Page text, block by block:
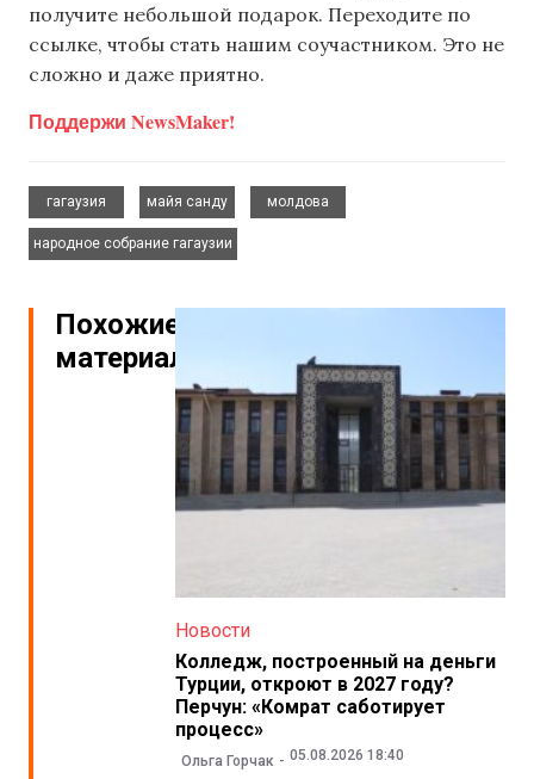
получите небольшой подарок. Переходите по
ссылке, чтобы стать нашим соучастником. Это не
сложно и даже приятно.
Поддержи NewsMaker!
гагаузия
майя санду
молдова
народное собрание гагаузии
Похожие
материалы
Новости
Колледж, построенный на деньги
Турции, откроют в 2027 году?
Перчун: «Комрат саботирует
процесс»
Ольга Горчак 05.08.2026 18:40